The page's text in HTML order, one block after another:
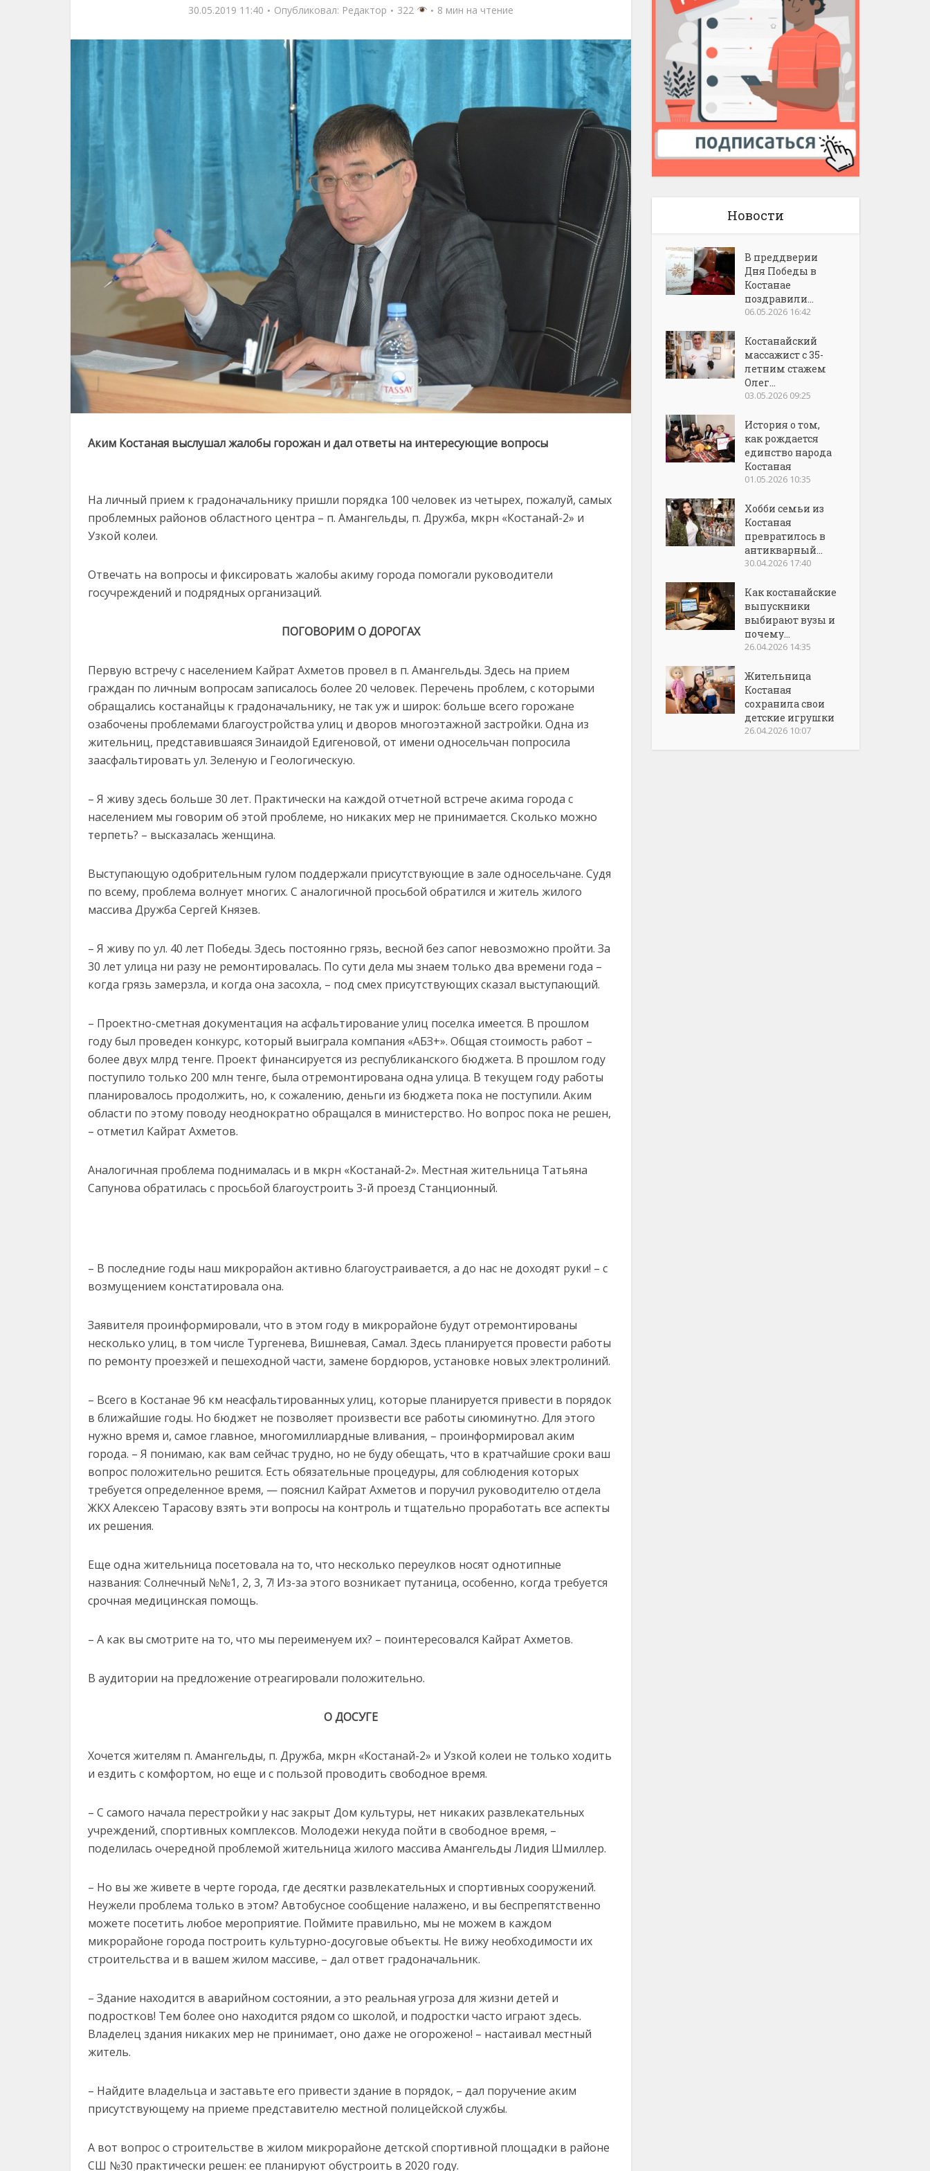
30.05.2019 11:40 Опубликовал: Редактор 322 8 мин на чтение
Аким Костаная выслушал жалобы горожан и дал ответы на интересующие вопросы
На личный прием к градоначальнику пришли порядка 100 человек из четырех, пожалуй, самых
проблемных районов областного центра – п. Амангельды, п. Дружба, мкрн «Костанай-2» и
Узкой колеи.
Отвечать на вопросы и фиксировать жалобы акиму города помогали руководители
госучреждений и подрядных организаций.
ПОГОВОРИМ О ДОРОГАХ
Первую встречу с населением Кайрат Ахметов провел в п. Амангельды. Здесь на прием
граждан по личным вопросам записалось более 20 человек. Перечень проблем, с которыми
обращались костанайцы к градоначальнику, не так уж и широк: больше всего горожане
озабочены проблемами благоустройства улиц и дворов многоэтажной застройки. Одна из
жительниц, представившаяся Зинаидой Едигеновой, от имени односельчан попросила
заасфальтировать ул. Зеленую и Геологическую.
– Я живу здесь больше 30 лет. Практически на каждой отчетной встрече акима города с
населением мы говорим об этой проблеме, но никаких мер не принимается. Сколько можно
терпеть? – высказалась женщина.
Выступающую одобрительным гулом поддержали присутствующие в зале односельчане. Судя
по всему, проблема волнует многих. С аналогичной просьбой обратился и житель жилого
массива Дружба Сергей Князев.
– Я живу по ул. 40 лет Победы. Здесь постоянно грязь, весной без сапог невозможно пройти. За
30 лет улица ни разу не ремонтировалась. По сути дела мы знаем только два времени года –
когда грязь замерзла, и когда она засохла, – под смех присутствующих сказал выступающий.
– Проектно-сметная документация на асфальтирование улиц поселка имеется. В прошлом
году был проведен конкурс, который выиграла компания «АБЗ+». Общая стоимость работ –
более двух млрд тенге. Проект финансируется из республиканского бюджета. В прошлом году
поступило только 200 млн тенге, была отремонтирована одна улица. В текущем году работы
планировалось продолжить, но, к сожалению, деньги из бюджета пока не поступили. Аким
области по этому поводу неоднократно обращался в министерство. Но вопрос пока не решен,
– отметил Кайрат Ахметов.
Аналогичная проблема поднималась и в мкрн «Костанай-2». Местная жительница Татьяна
Сапунова обратилась с просьбой благоустроить 3-й проезд Станционный.
– В последние годы наш микрорайон активно благоустраивается, а до нас не доходят руки! – с
возмущением констатировала она.
Заявителя проинформировали, что в этом году в микрорайоне будут отремонтированы
несколько улиц, в том числе Тургенева, Вишневая, Самал. Здесь планируется провести работы
по ремонту проезжей и пешеходной части, замене бордюров, установке новых электролиний.
– Всего в Костанае 96 км неасфальтированных улиц, которые планируется привести в порядок
в ближайшие годы. Но бюджет не позволяет произвести все работы сиюминутно. Для этого
нужно время и, самое главное, многомиллиардные вливания, – проинформировал аким
города. – Я понимаю, как вам сейчас трудно, но не буду обещать, что в кратчайшие сроки ваш
вопрос положительно решится. Есть обязательные процедуры, для соблюдения которых
требуется определенное время, — пояснил Кайрат Ахметов и поручил руководителю отдела
ЖКХ Алексею Тарасову взять эти вопросы на контроль и тщательно проработать все аспекты
их решения.
Еще одна жительница посетовала на то, что несколько переулков носят однотипные
названия: Солнечный №№1, 2, 3, 7! Из-за этого возникает путаница, особенно, когда требуется
срочная медицинская помощь.
– А как вы смотрите на то, что мы переименуем их? – поинтересовался Кайрат Ахметов.
В аудитории на предложение отреагировали положительно.
О ДОСУГЕ
Хочется жителям п. Амангельды, п. Дружба, мкрн «Костанай-2» и Узкой колеи не только ходить
и ездить с комфортом, но еще и с пользой проводить свободное время.
– С самого начала перестройки у нас закрыт Дом культуры, нет никаких развлекательных
учреждений, спортивных комплексов. Молодежи некуда пойти в свободное время, –
поделилась очередной проблемой жительница жилого массива Амангельды Лидия Шмиллер.
– Но вы же живете в черте города, где десятки развлекательных и спортивных сооружений.
Неужели проблема только в этом? Автобусное сообщение налажено, и вы беспрепятственно
можете посетить любое мероприятие. Поймите правильно, мы не можем в каждом
микрорайоне города построить культурно-досуговые объекты. Не вижу необходимости их
строительства и в вашем жилом массиве, – дал ответ градоначальник.
– Здание находится в аварийном состоянии, а это реальная угроза для жизни детей и
подростков! Тем более оно находится рядом со школой, и подростки часто играют здесь.
Владелец здания никаких мер не принимает, оно даже не огорожено! – настаивал местный
житель.
– Найдите владельца и заставьте его привести здание в порядок, – дал поручение аким
присутствующему на приеме представителю местной полицейской службы.
А вот вопрос о строительстве в жилом микрорайоне детской спортивной площадки в районе
СШ №30 практически решен: ее планируют обустроить в 2020 году.
Новости
В преддверии
Дня Победы в
Костанае
поздравили...
06.05.2026 16:42
Костанайский
массажист с 35-
летним стажем
Олег...
03.05.2026 09:25
История о том,
как рождается
единство народа
Костаная
01.05.2026 10:35
Хобби семьи из
Костаная
превратилось в
антикварный...
30.04.2026 17:40
Как костанайские
выпускники
выбирают вузы и
почему...
26.04.2026 14:35
Жительница
Костаная
сохранила свои
детские игрушки
26.04.2026 10:07